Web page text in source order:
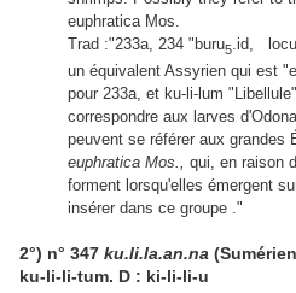
euphratica Mos.
Trad :"233a, 234 "buru5 .id,
un équivalent Assyrien qui est
pour 233a, et ku-li-lum
correspondre aux larves
peuvent se référer aux grandes
euphratica Mos., qui, en raison
forment lorsqu'elles émergent
insérer dans ce groupe ."
2°) n° 347 ku.li.la.an.na
ku-li-li-tum. D : ki-li-li-u